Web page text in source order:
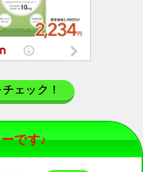
ェック！
です♪